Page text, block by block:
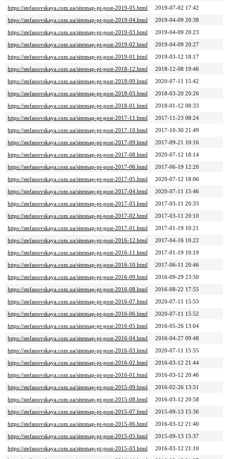
https://stefanovskaya.com.ua/sitemap-pt-post-2019-05.html
2019-07-02 17:42
https://stefanovskaya.com.ua/sitemap-pt-post-2019-04.html
2019-04-09 20:38
https://stefanovskaya.com.ua/sitemap-pt-post-2019-03.html
2019-04-09 20:23
https://stefanovskaya.com.ua/sitemap-pt-post-2019-02.html
2019-04-09 20:27
https://stefanovskaya.com.ua/sitemap-pt-post-2019-01.html
2019-03-12 18:17
https://stefanovskaya.com.ua/sitemap-pt-post-2018-12.html
2018-12-08 19:46
https://stefanovskaya.com.ua/sitemap-pt-post-2018-09.html
2020-07-11 15:42
https://stefanovskaya.com.ua/sitemap-pt-post-2018-03.html
2018-03-20 20:26
https://stefanovskaya.com.ua/sitemap-pt-post-2018-01.html
2018-01-12 08:33
https://stefanovskaya.com.ua/sitemap-pt-post-2017-11.html
2017-11-23 08:24
https://stefanovskaya.com.ua/sitemap-pt-post-2017-10.html
2017-10-30 21:49
https://stefanovskaya.com.ua/sitemap-pt-post-2017-09.html
2017-09-21 10:16
https://stefanovskaya.com.ua/sitemap-pt-post-2017-08.html
2020-07-12 18:14
https://stefanovskaya.com.ua/sitemap-pt-post-2017-06.html
2017-06-19 12:20
https://stefanovskaya.com.ua/sitemap-pt-post-2017-05.html
2020-07-12 18:06
https://stefanovskaya.com.ua/sitemap-pt-post-2017-04.html
2020-07-11 15:46
https://stefanovskaya.com.ua/sitemap-pt-post-2017-03.html
2017-03-11 20:33
https://stefanovskaya.com.ua/sitemap-pt-post-2017-02.html
2017-03-11 20:10
https://stefanovskaya.com.ua/sitemap-pt-post-2017-01.html
2017-01-19 10:21
https://stefanovskaya.com.ua/sitemap-pt-post-2016-12.html
2017-04-16 10:22
https://stefanovskaya.com.ua/sitemap-pt-post-2016-11.html
2017-01-19 10:19
https://stefanovskaya.com.ua/sitemap-pt-post-2016-10.html
2017-06-11 20:46
https://stefanovskaya.com.ua/sitemap-pt-post-2016-09.html
2016-09-29 23:50
https://stefanovskaya.com.ua/sitemap-pt-post-2016-08.html
2016-08-22 17:55
https://stefanovskaya.com.ua/sitemap-pt-post-2016-07.html
2020-07-11 15:53
https://stefanovskaya.com.ua/sitemap-pt-post-2016-06.html
2020-07-11 15:52
https://stefanovskaya.com.ua/sitemap-pt-post-2016-05.html
2016-05-26 13:04
https://stefanovskaya.com.ua/sitemap-pt-post-2016-04.html
2016-04-27 09:48
https://stefanovskaya.com.ua/sitemap-pt-post-2016-03.html
2020-07-11 15:55
https://stefanovskaya.com.ua/sitemap-pt-post-2016-02.html
2016-03-12 21:44
https://stefanovskaya.com.ua/sitemap-pt-post-2016-01.html
2016-03-12 20:46
https://stefanovskaya.com.ua/sitemap-pt-post-2015-09.html
2016-02-26 13:51
https://stefanovskaya.com.ua/sitemap-pt-post-2015-08.html
2016-03-12 20:58
https://stefanovskaya.com.ua/sitemap-pt-post-2015-07.html
2015-09-13 15:36
https://stefanovskaya.com.ua/sitemap-pt-post-2015-06.html
2016-03-12 21:40
https://stefanovskaya.com.ua/sitemap-pt-post-2015-05.html
2015-09-13 15:37
https://stefanovskaya.com.ua/sitemap-pt-post-2015-03.html
2016-03-12 21:10